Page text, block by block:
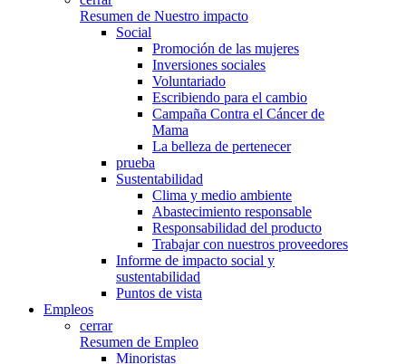
Resumen de Nuestro impacto
Social
Promoción de las mujeres
Inversiones sociales
Voluntariado
Escribiendo para el cambio
Campaña Contra el Cáncer de
Mama
La belleza de pertenecer
prueba
Sustentabilidad
Clima y medio ambiente
Abastecimiento responsable
Responsabilidad del producto
Trabajar con nuestros proveedores
Informe de impacto social y
sustentabilidad
Puntos de vista
Empleos
cerrar
Resumen de Empleo
Minoristas